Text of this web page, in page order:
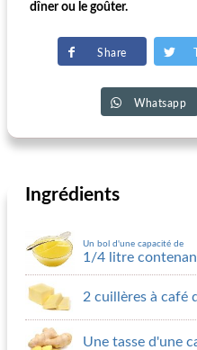
dîner ou le goûter.
Share
Whatsapp
Ingrédients
Un bol d'une capacité de
1/4 litre
2 cuillères à café
Une tasse d'une